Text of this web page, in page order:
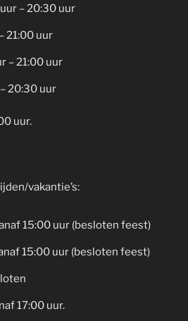
– 20:30 uur
21:00 uur
– 21:00 uur
20:30 uur
uur.
vakantie’s:
15:00 uur (besloten feest)
15:00 uur (besloten feest)
17:00 uur.